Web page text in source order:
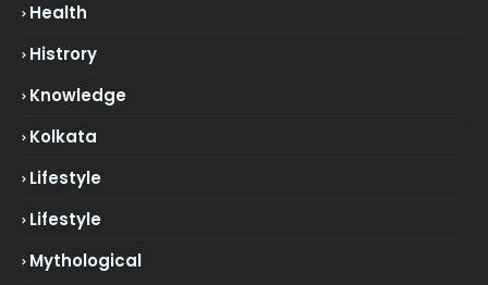
Health
Histrory
Knowledge
Kolkata
Lifestyle
Lifestyle
Mythological